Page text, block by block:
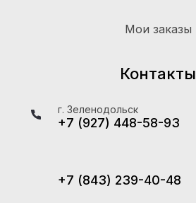
Мои заказы
Контакты
г. Зеленодольск
+7 (927) 448-58-93
+7 (843) 239-40-48